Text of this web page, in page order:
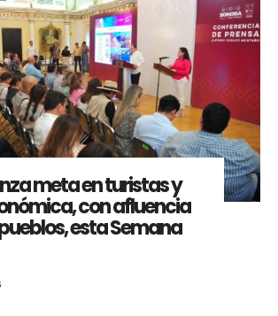
meta en turistas y
con afluencia
esta Semana